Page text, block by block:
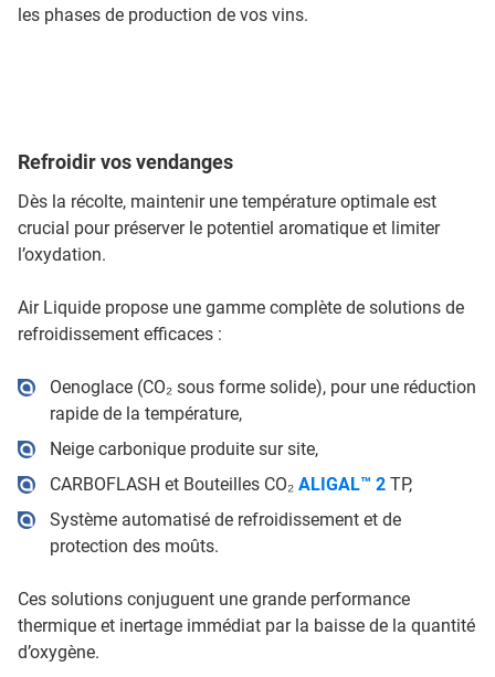
les phases de production de vos vins.
Refroidir vos vendanges
Dès la récolte, maintenir une température optimale est
crucial pour préserver le potentiel aromatique et limiter
l’oxydation.
Air Liquide propose une gamme complète de solutions de
refroidissement efficaces :
Oenoglace (CO₂ sous forme solide), pour une réduction
rapide de la température,
Neige carbonique produite sur site,
CARBOFLASH et Bouteilles CO₂ ALIGAL™ 2TP,
Système automatisé de refroidissement et de
protection des moûts.
Ces solutions conjuguent une grande performance
thermique et inertage immédiat par la baisse de la quantité
d’oxygène.